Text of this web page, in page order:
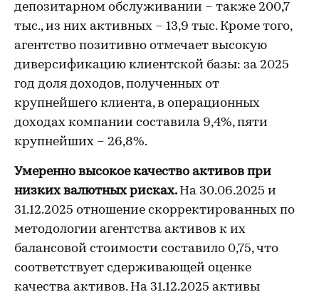
депозитарном обслуживании – также 200,7
тыс., из них активных – 13,9 тыс. Кроме того,
агентство позитивно отмечает высокую
диверсификацию клиентской базы: за 2025
год доля доходов, полученных от
крупнейшего клиента, в операционных
доходах компании составила 9,4%, пяти
крупнейших – 26,8%.
Умеренно высокое качество активов при
низких валютных рисках. На 30.06.2025 и
31.12.2025 отношение скорректированных по
методологии агентства активов к их
балансовой стоимости составило 0,75, что
соответствует сдерживающей оценке
качества активов. На 31.12.2025 активы